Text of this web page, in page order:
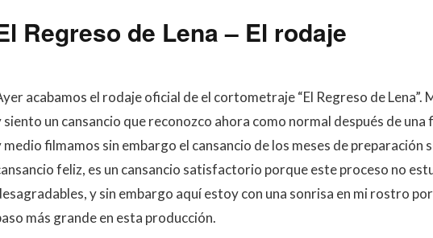
Regreso de Lena – El rodaje
acabamos el rodaje oficial de el cortometraje “El Regreso de Lena”.
siento un cansancio que reconozco ahora como normal después de una
medio filmamos sin embargo el cansancio de los meses de preparación
feliz, es un cansancio satisfactorio porque este proceso no
y sin embargo aquí estoy con una sonrisa en mi rostro
más grande en esta producción.